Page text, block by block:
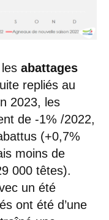
abattages
repliés au
2023, les
de -1% /2022,
(+0,7%
moins de
000 têtes).
un été
ont été d’une